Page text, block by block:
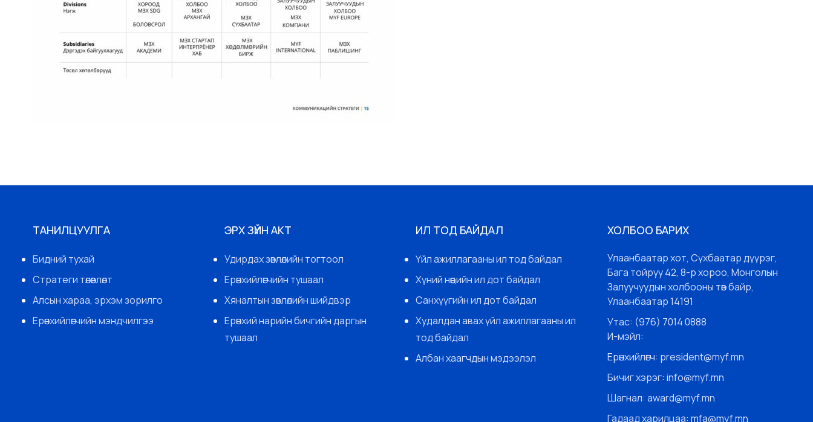
ТАНИЛЦУУЛГА
Бидний тухай
Стратеги төлөвлөлт
Алсын хараа, эрхэм зорилго
Ерөнхийлөгчийн мэндчилгээ
ЭРХ ЗҮЙН АКТ
Удирдах зөвлөлийн тогтоол
Ерөнхийлөгчийн тушаал
Хяналтын зөвлөлийн шийдвэр
Ерөнхий нарийн бичгийн даргын
тушаал
ИЛ ТОД БАЙДАЛ
Үйл ажиллагааны ил тод байдал
Хүний нөөцийн ил дот байдал
Санхүүгийн ил дот байдал
Худалдан авах үйл ажиллагааны ил
тод байдал
Албан хаагчдын мэдээлэл
ХОЛБОО БАРИХ
Улаанбаатар хот, Сүхбаатар дүүрэг,
Бага тойруу 42, 8-р хороо, Монголын
Залуучуудын холбооны төв байр,
Улаанбаатар 14191
Утас: (976) 7014 0888
И-мэйл:
Ерөнхийлөгч: president@myf.mn
Бичиг хэрэг: info@myf.mn
Шагнал: award@myf.mn
Гадаад харилцаа: mfa@myf.mn